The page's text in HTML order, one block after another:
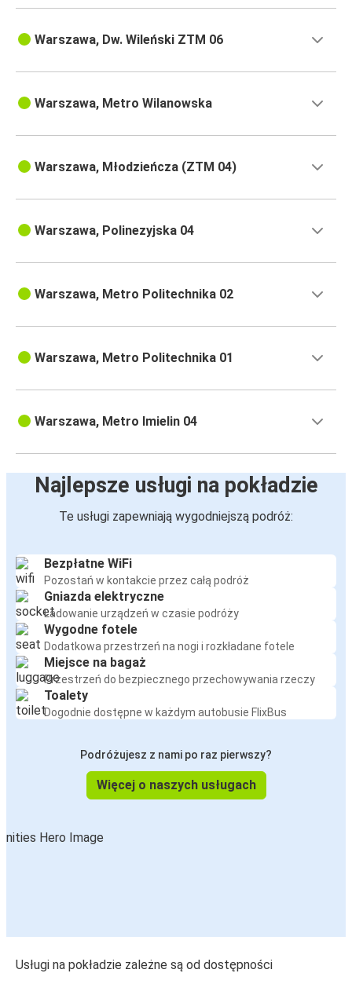
Warszawa, Dw. Wileński ZTM 06
Warszawa, Metro Wilanowska
Warszawa, Młodzieńcza (ZTM 04)
Warszawa, Polinezyjska 04
Warszawa, Metro Politechnika 02
Warszawa, Metro Politechnika 01
Warszawa, Metro Imielin 04
Najlepsze usługi na pokładzie
Te usługi zapewniają wygodniejszą podróż:
Bezpłatne WiFi
Pozostań w kontakcie przez całą podróż
Gniazda elektryczne
Ładowanie urządzeń w czasie podróży
Wygodne fotele
Dodatkowa przestrzeń na nogi i rozkładane fotele
Miejsce na bagaż
Przestrzeń do bezpiecznego przechowywania rzeczy
Toalety
Dogodnie dostępne w każdym autobusie FlixBus
Podróżujesz z nami po raz pierwszy?
Więcej o naszych usługach
Usługi na pokładzie zależne są od dostępności